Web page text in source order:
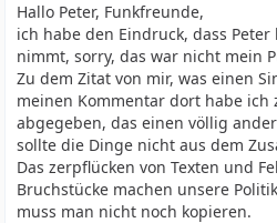
Hallo Peter, Funkfreunde,
ich habe den Eindruck, dass
nimmt, sorry, das war nicht mein
Zu dem Zitat von mir, was einen
meinen Kommentar dort habe ich
abgegeben, das einen völlig
sollte die Dinge nicht aus dem
Das zerpflücken von Texten und
Bruchstücke machen unsere
muss man nicht noch kopieren.